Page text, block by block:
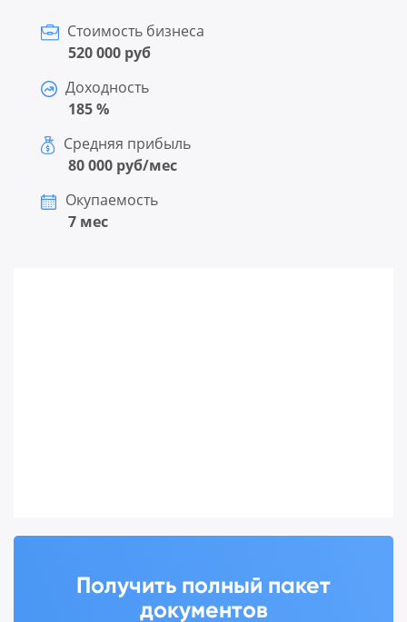
Стоимость бизнеса
520 000 руб
Доходность
185 %
Средняя прибыль
80 000 руб/мес
Окупаемость
7 мес
Получить полный пакет
документов